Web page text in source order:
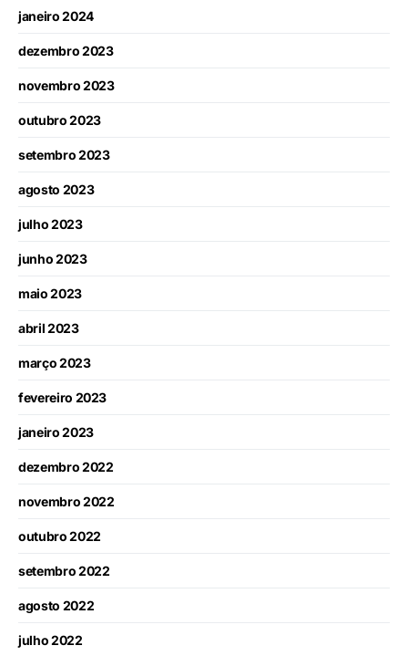
janeiro 2024
dezembro 2023
novembro 2023
outubro 2023
setembro 2023
agosto 2023
julho 2023
junho 2023
maio 2023
abril 2023
março 2023
fevereiro 2023
janeiro 2023
dezembro 2022
novembro 2022
outubro 2022
setembro 2022
agosto 2022
julho 2022